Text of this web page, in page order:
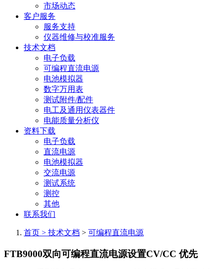
市场动态
客户服务
服务支持
仪器维修与校准服务
技术文档
电子负载
可编程直流电源
电池模拟器
数字万用表
测试附件/配件
电工及通用仪表器件
电能质量分析仪
资料下载
电子负载
直流电源
电池模拟器
交流电源
测试系统
测控
其他
联系我们
首页 > 技术文档 > 可编程直流电源
FTB9000双向可编程直流电源设置CV/CC 优先